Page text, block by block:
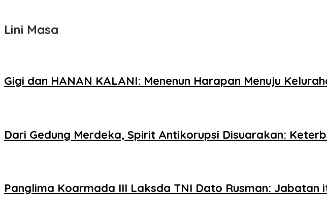
Lini Masa
Gigi dan HANAN KALANI: Menenun Harapan Menuju
Dari Gedung Merdeka, Spirit Antikorupsi Disuarakan:
Panglima Koarmada III Laksda TNI Dato Rusman: